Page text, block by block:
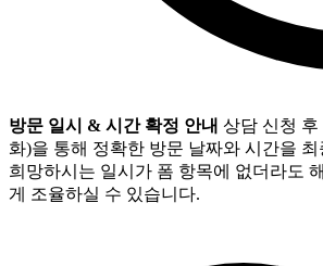
방문 일시 & 시간 확정 안내 상담 신청 후
화)을 통해 정확한 방문 날짜와 시간을
희망하시는 일시가 폼 항목에 없더라도
게 조율하실 수 있습니다.